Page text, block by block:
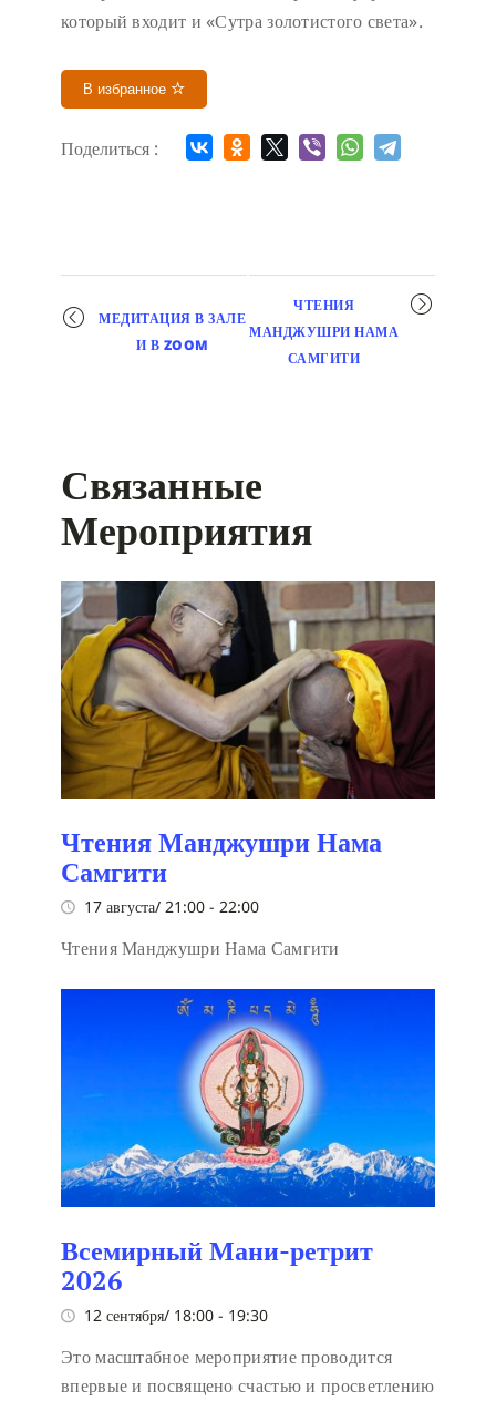
который входит и «Сутра золотистого света».
В избранное
Поделиться :
Мероприятие
навигация
МЕДИТАЦИЯ В ЗАЛЕ
И В ZOOM
ЧТЕНИЯ
МАНДЖУШРИ НАМА
САМГИТИ
Связанные
Мероприятия
Чтения Манджушри Нама
Самгити
17 августа/ 21:00 - 22:00
Чтения Манджушри Нама Самгити
Всемирный Мани-ретрит
2026
12 сентября/ 18:00 - 19:30
Это масштабное мероприятие проводится
впервые и посвящено счастью и просветлению